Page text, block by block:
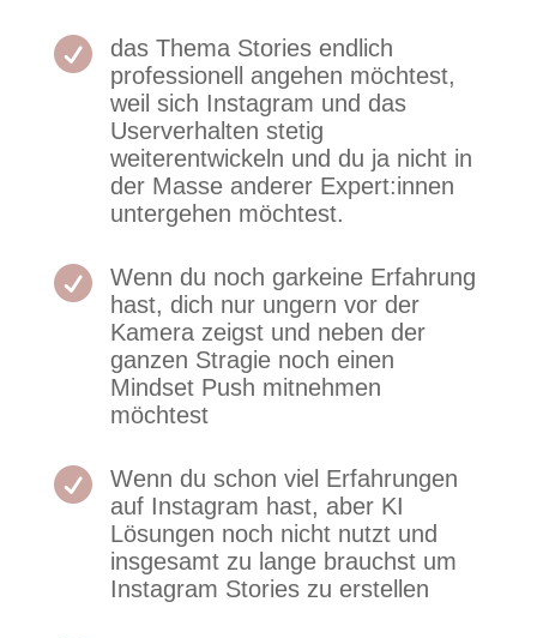

das Thema Stories endlich
professionell angehen möchtest,
weil sich Instagram und das
Userverhalten stetig
weiterentwickeln und du ja nicht in
der Masse anderer Expert:innen
untergehen möchtest.

Wenn du noch garkeine Erfahrung
hast, dich nur ungern vor der
Kamera zeigst und neben der
ganzen Stragie noch einen
Mindset Push mitnehmen
möchtest

Wenn du schon viel Erfahrungen
auf Instagram hast, aber KI
Lösungen noch nicht nutzt und
insgesamt zu lange brauchst um
Instagram Stories zu erstellen